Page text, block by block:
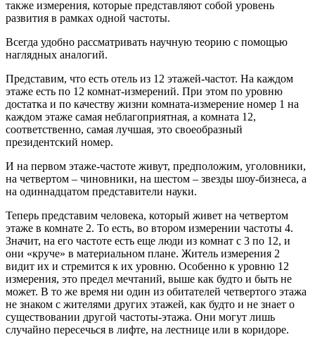
также измерения, которые представляют собой уровень
развития в рамках одной частоты.
Всегда удобно рассматривать научную теорию с помощью
наглядных аналогий.
Представим, что есть отель из 12 этажей-частот. На каждом
этаже есть по 12 комнат-измерений. При этом по уровню
достатка и по качеству жизни комната-измерение номер 1 на
каждом этаже самая неблагоприятная, а комната 12,
соответственно, самая лучшая, это своеобразный
президентский номер.
И на первом этаже-частоте живут, предположим, уголовники,
на четвертом – чиновники, на шестом – звезды шоу-бизнеса, а
на одиннадцатом представители науки.
Теперь представим человека, который живет на четвертом
этаже в комнате 2. То есть, во втором измерении частоты 4.
Значит, на его частоте есть еще люди из комнат с 3 по 12, и
они «круче» в материальном плане. Житель измерения 2
видит их и стремится к их уровню. Особенно к уровню 12
измерения, это предел мечтаний, выше как будто и быть не
может. В то же время ни один из обитателей четвертого этажа
не знаком с жителями других этажей, как будто и не знает о
существовании другой частоты-этажа. Они могут лишь
случайно пересечься в лифте, на лестнице или в коридоре.